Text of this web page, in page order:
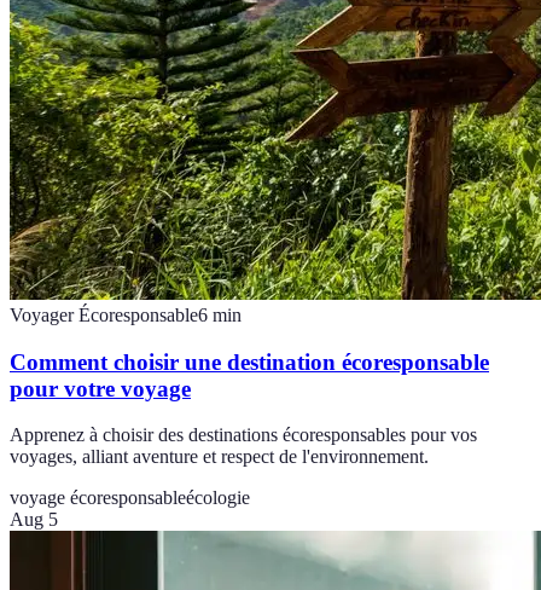
Voyager Écoresponsable6 min
Comment choisir une destination écoresponsable
pour votre voyage
Apprenez à choisir des destinations écoresponsables pour vos
voyages, alliant aventure et respect de l'environnement.
voyage écoresponsableécologie
Aug 5